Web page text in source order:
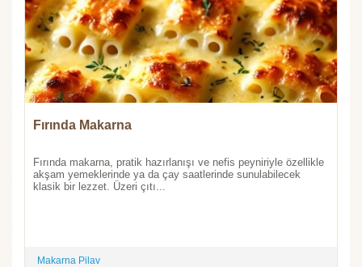
Fırında Makarna
Fırında makarna, pratik hazırlanışı ve nefis peyniriyle özellikle
akşam yemeklerinde ya da çay saatlerinde sunulabilecek
klasik bir lezzet. Üzeri çıtı...
Makarna Pilav